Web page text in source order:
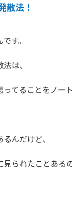
散法！
す。
は、
てることをノー
んだけど、
見られたことある